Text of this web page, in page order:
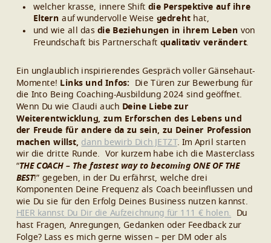
welcher krasse, innere Shift die Perspektive auf ihre
Eltern auf wundervolle Weise gedreht hat,
und wie all das die Beziehungen in ihrem Leben von
Freundschaft bis Partnerschaft qualitativ verändert.
Ein unglaublich inspirierendes Gespräch voller Gänsehaut-
Momente! Links und Infos:
Die Türen zur Bewerbung für
die Into Being Coaching-Ausbildung 2024 sind geöffnet.
Wenn Du wie Claudi auch Deine Liebe zur
Weiterentwicklung, zum Erforschen des Lebens und
der Freude für andere da zu sein, zu Deiner Profession
machen willst,
dann bewirb Dich JETZT. Im April starten
wir die dritte Runde.
Vor kurzem habe ich die Masterclass
“THE COACH – The fastest way to becoming ONE OF THE
BEST!” gegeben, in der Du erfährst, welche drei
Komponenten Deine Frequenz als Coach beeinflussen und
wie Du sie für den Erfolg Deines Business nutzen kannst.
HIER kannst Du Dir die Aufzeichnung für 111 € holen.
Du
hast Fragen, Anregungen, Gedanken oder Feedback zur
Folge? Lass es mich gerne wissen – per DM oder als